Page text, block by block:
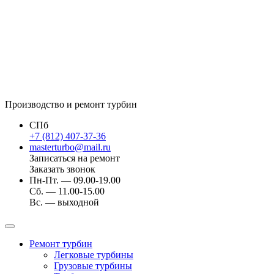
Производство и ремонт турбин
СПб
+7 (812) 407-37-36
masterturbo@mail.ru
Записаться на ремонт
Заказать звонок
Пн-Пт. — 09.00-19.00
Сб. — 11.00-15.00
Вс. — выходной
Ремонт турбин
Легковые турбины
Грузовые турбины